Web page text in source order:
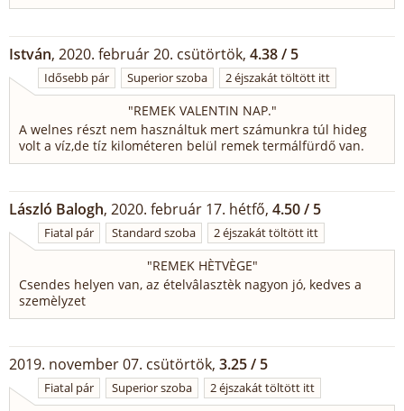
István, 2020. február 20. csütörtök, 4.38 / 5
Idősebb pár Superior szoba 2 éjszakát töltött itt
"REMEK VALENTIN NAP."
A welnes részt nem használtuk mert számunkra túl hideg
volt a víz,de tíz kilométeren belül remek termálfürdő van.
László Balogh, 2020. február 17. hétfő, 4.50 / 5
Fiatal pár Standard szoba 2 éjszakát töltött itt
"REMEK HÈTVÈGE"
Csendes helyen van, az ételvâlasztèk nagyon jó, kedves a
szemèlyzet
2019. november 07. csütörtök, 3.25 / 5
Fiatal pár Superior szoba 2 éjszakát töltött itt